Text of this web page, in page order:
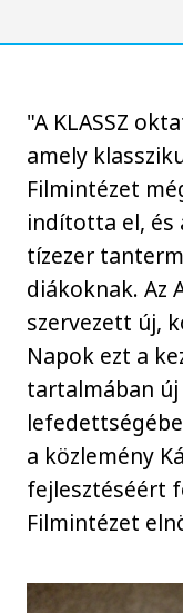
"A KLASSZ
amely
Filmintézet
indította el, és
tízezer
diákoknak. Az
szervezett új,
Napok ezt a
tartalmában
a közlemény
fejlesztéséért
Filmintézet